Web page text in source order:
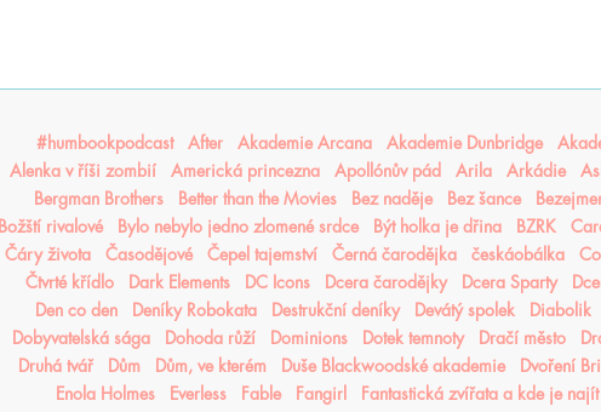
#humbookpodcast After Akademie Arcana Akademie Dunbridge
Alenka v říši zombií
Americká princezna Apollónův pád Arila Arkádie
Bergman Brothers
Better than the Movies Bez naděje Bez šance
Božští rivalové
Bylo nebylo jedno zlomené srdce Být holka je dřina BZRK
Čáry života
Časodějové Čepel tajemství Černá čarodějka českáobálka
Čtvrté křídlo
Dark Elements DC Icons Dcera čarodějky Dcera Sparty
Den co den
Deníky Robokata Destrukční deníky Devátý spolek Diabolik
Dobyvatelská sága
Dohoda růží Dominions Dotek temnoty Dračí město
Druhá tvář
Dům Dům, ve kterém Duše Blackwoodské akademie Dvoření
Enola Holmes
Everless Fable Fangirl Fantastická zvířata a kde je najít